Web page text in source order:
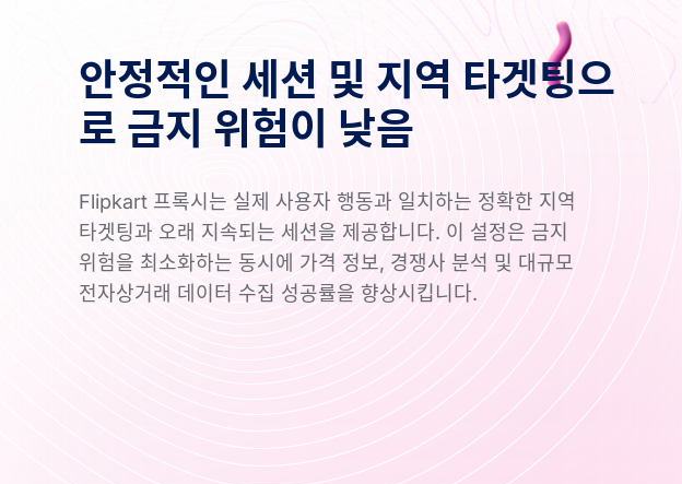
안정적인 세션 및 지역 타겟팅으
로 금지 위험이 낮음
Flipkart 프록시는 실제 사용자 행동과 일치하는 정확한 지역
타겟팅과 오래 지속되는 세션을 제공합니다. 이 설정은 금지
위험을 최소화하는 동시에 가격 정보, 경쟁사 분석 및 대규모
전자상거래 데이터 수집 성공률을 향상시킵니다.